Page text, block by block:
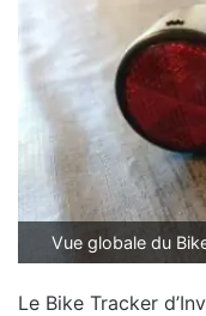
Vue globale du
Le Bike Tracker